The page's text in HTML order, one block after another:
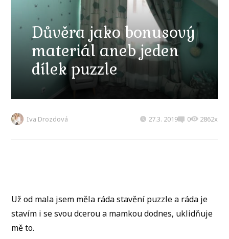
Důvěra jako bonusový
materiál aneb jeden
dílek puzzle
Iva Drozdová 27.3. 2019 0 2862x
Už od mala jsem měla ráda stavění puzzle a ráda je
stavím i se svou dcerou a mamkou dodnes, uklidňuje
mě to.